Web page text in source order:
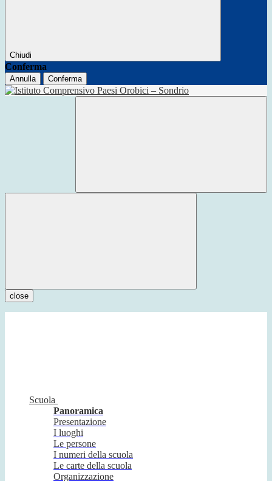
Chiudi
Conferma
Annulla Conferma
close
Scuola
Panoramica
Presentazione
I luoghi
Le persone
I numeri della scuola
Le carte della scuola
Organizzazione